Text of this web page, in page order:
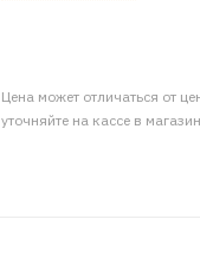
Цена может отличаться от
уточняйте на кассе в